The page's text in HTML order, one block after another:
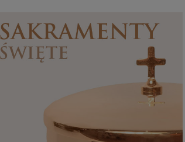
Sakramenty Święte